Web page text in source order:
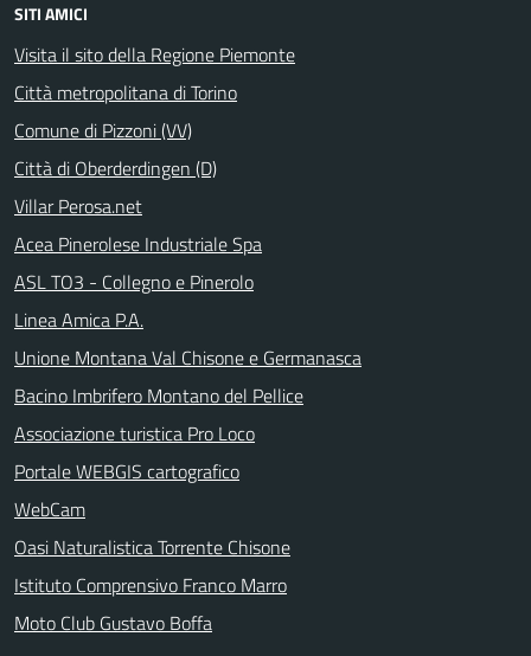
SITI AMICI
Visita il sito della Regione Piemonte
Città metropolitana di Torino
Comune di Pizzoni (VV)
Città di Oberderdingen (D)
Villar Perosa.net
Acea Pinerolese Industriale Spa
ASL TO3 - Collegno e Pinerolo
Linea Amica P.A.
Unione Montana Val Chisone e Germanasca
Bacino Imbrifero Montano del Pellice
Associazione turistica Pro Loco
Portale WEBGIS cartografico
WebCam
Oasi Naturalistica Torrente Chisone
Istituto Comprensivo Franco Marro
Moto Club Gustavo Boffa